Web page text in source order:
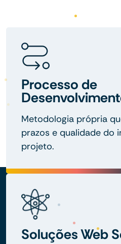
Processo de
Metodologia própria
prazos e qualidade do
projeto.
Soluções Web